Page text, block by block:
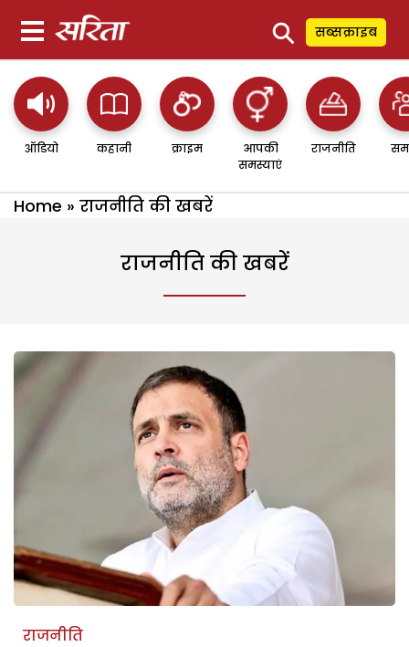
⚲ सब्सक्राइब
ऑडियो कहानी क्राइम
आपकी
समस्याएं
राजनीति
Home » राजनीति की खबरें
राजनीति की खबरें
राजनीति